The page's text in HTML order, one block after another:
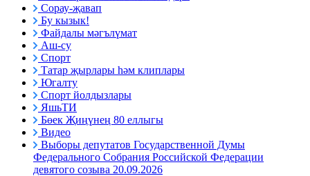
Сорау-җавап
Бу кызык!
Файдалы мәгълүмат
Аш-су
Спорт
Татар җырлары һәм клиплары
Югалту
Спорт йолдызлары
ЯшьТИ
Бөек Җиңүнең 80 еллыгы
Видео
Выборы депутатов Государственной Думы
Федерального Собрания Российской Федерации
девятого созыва 20.09.2026